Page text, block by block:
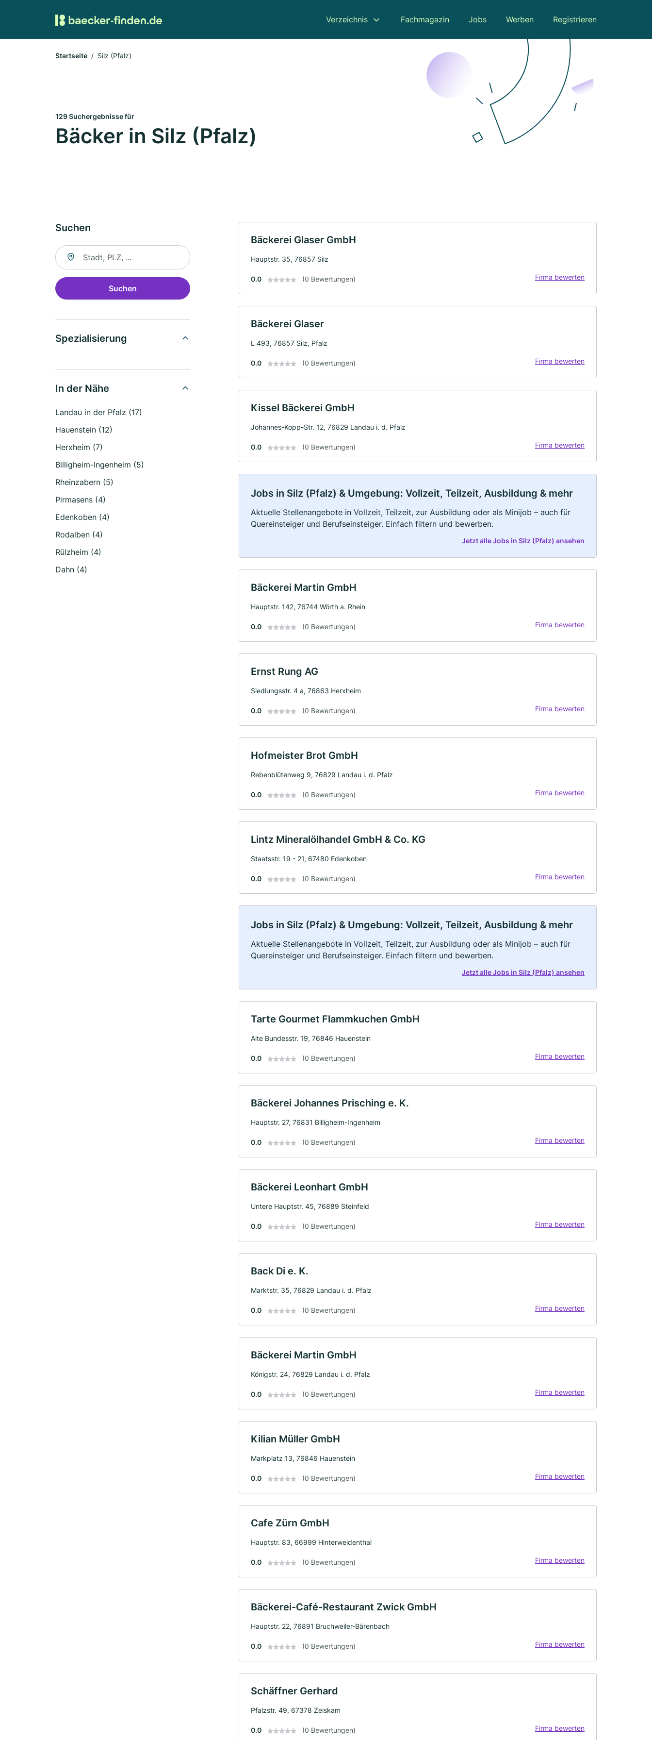
Verzeichnis Fachmagazin Jobs Werben Registrieren
Startseite Silz (Pfalz)
129 Suchergebnisse für
Bäcker in Silz (Pfalz)
Suchen
Suche nach Ort
Suchen
Spezialisierung
In der Nähe
Landau in der Pfalz (17)
Hauenstein (12)
Herxheim (7)
Billigheim-Ingenheim (5)
Rheinzabern (5)
Pirmasens (4)
Edenkoben (4)
Rodalben (4)
Rülzheim (4)
Dahn (4)
Bäckerei Glaser GmbH
Hauptstr. 35, 76857 Silz
0.0 (0 Bewertungen) Firma bewerten
Bäckerei Glaser
L 493, 76857 Silz, Pfalz
0.0 (0 Bewertungen) Firma bewerten
Kissel Bäckerei GmbH
Johannes-Kopp-Str. 12, 76829 Landau i. d. Pfalz
0.0 (0 Bewertungen) Firma bewerten
Jobs in Silz (Pfalz) & Umgebung: Vollzeit, Teilzeit, Ausbildung & mehr
Aktuelle Stellenangebote in Vollzeit, Teilzeit, zur Ausbildung oder als Minijob – auch für
Quereinsteiger und Berufseinsteiger. Einfach filtern und bewerben.
Jetzt alle Jobs in Silz (Pfalz) ansehen
Bäckerei Martin GmbH
Hauptstr. 142, 76744 Wörth a. Rhein
0.0 (0 Bewertungen) Firma bewerten
Ernst Rung AG
Siedlungsstr. 4 a, 76863 Herxheim
0.0 (0 Bewertungen) Firma bewerten
Hofmeister Brot GmbH
Rebenblütenweg 9, 76829 Landau i. d. Pfalz
0.0 (0 Bewertungen) Firma bewerten
Lintz Mineralölhandel GmbH & Co. KG
Staatsstr. 19 - 21, 67480 Edenkoben
0.0 (0 Bewertungen) Firma bewerten
Jobs in Silz (Pfalz) & Umgebung: Vollzeit, Teilzeit, Ausbildung & mehr
Aktuelle Stellenangebote in Vollzeit, Teilzeit, zur Ausbildung oder als Minijob – auch für
Quereinsteiger und Berufseinsteiger. Einfach filtern und bewerben.
Jetzt alle Jobs in Silz (Pfalz) ansehen
Tarte Gourmet Flammkuchen GmbH
Alte Bundesstr. 19, 76846 Hauenstein
0.0 (0 Bewertungen) Firma bewerten
Bäckerei Johannes Prisching e. K.
Hauptstr. 27, 76831 Billigheim-Ingenheim
0.0 (0 Bewertungen) Firma bewerten
Bäckerei Leonhart GmbH
Untere Hauptstr. 45, 76889 Steinfeld
0.0 (0 Bewertungen) Firma bewerten
Back Di e. K.
Marktstr. 35, 76829 Landau i. d. Pfalz
0.0 (0 Bewertungen) Firma bewerten
Bäckerei Martin GmbH
Königstr. 24, 76829 Landau i. d. Pfalz
0.0 (0 Bewertungen) Firma bewerten
Kilian Müller GmbH
Markplatz 13, 76846 Hauenstein
0.0 (0 Bewertungen) Firma bewerten
Cafe Zürn GmbH
Hauptstr. 83, 66999 Hinterweidenthal
0.0 (0 Bewertungen) Firma bewerten
Bäckerei-Café-Restaurant Zwick GmbH
Hauptstr. 22, 76891 Bruchweiler-Bärenbach
0.0 (0 Bewertungen) Firma bewerten
Schäffner Gerhard
Pfalzstr. 49, 67378 Zeiskam
0.0 (0 Bewertungen) Firma bewerten